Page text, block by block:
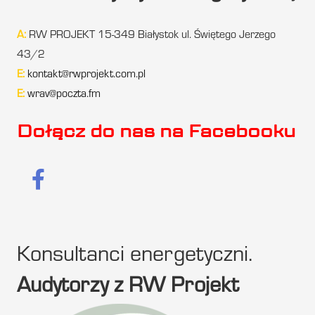
A: RW PROJEKT 15-349 Białystok ul. Świętego Jerzego
43/2
E: kontakt@rwprojekt.com.pl
E: wrav@poczta.fm
Dołącz do nas na Facebooku
Konsultanci energetyczni.
Audytorzy z RW Projekt